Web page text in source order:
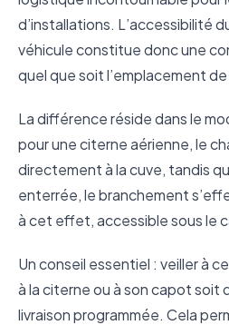
d’installations. L’accessibilité
véhicule constitue donc une
quel que soit l’emplacement de
La différence réside dans le
pour une citerne aérienne, le
directement à la cuve, tandis
enterrée, le branchement
à cet effet, accessible sous le
Un conseil essentiel : veiller à
à la citerne ou à son capot soit
livraison programmée. Cela